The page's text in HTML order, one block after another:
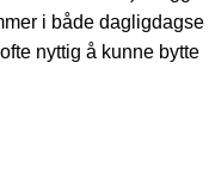
i både dagligdagse
nyttig å kunne bytte